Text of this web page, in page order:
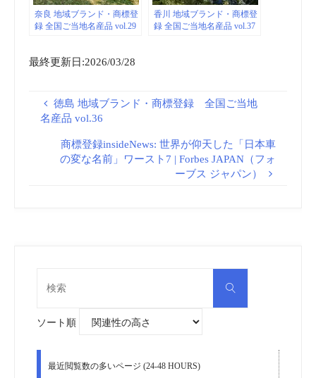
奈良 地域ブランド・商標登
録 全国ご当地名産品 vol.29
香川 地域ブランド・商標登
録 全国ご当地名産品 vol.37
最終更新日:2026/03/28
徳島 地域ブランド・商標登録 全国ご当地
名産品 vol.36
商標登録insideNews: 世界が仰天した「日本車
の変な名前」ワースト7 | Forbes JAPAN（フォ
ーブス ジャパン）
検
ソート順
最近閲覧数の多いページ (24-48 HOURS)